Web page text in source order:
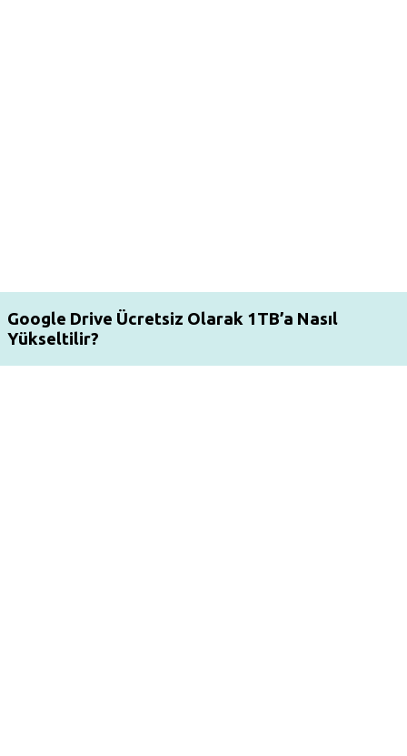
Google Drive Ücretsiz Olarak 1TB’a Nasıl
Yükseltilir?